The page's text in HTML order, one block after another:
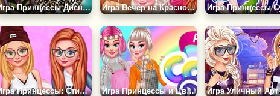
Игра Принцессы Диснея: Принты Животных Игра Вечер на Красной Дорожке
Игра Принцессы: Стиль Скейтеров Игра Принцессы и Цветная Рулетка